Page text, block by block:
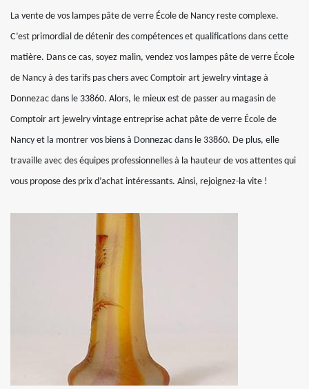
La vente de vos lampes pâte de verre École de Nancy reste complexe.
C’est primordial de détenir des compétences et qualifications dans cette
matière. Dans ce cas, soyez malin, vendez vos lampes pâte de verre École
de Nancy à des tarifs pas chers avec Comptoir art jewelry vintage à
Donnezac dans le 33860. Alors, le mieux est de passer au magasin de
Comptoir art jewelry vintage entreprise achat pâte de verre École de
Nancy et la montrer vos biens à Donnezac dans le 33860. De plus, elle
travaille avec des équipes professionnelles à la hauteur de vos attentes qui
vous propose des prix d’achat intéressants. Ainsi, rejoignez-la vite !